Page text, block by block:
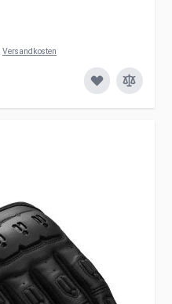
Versandkosten